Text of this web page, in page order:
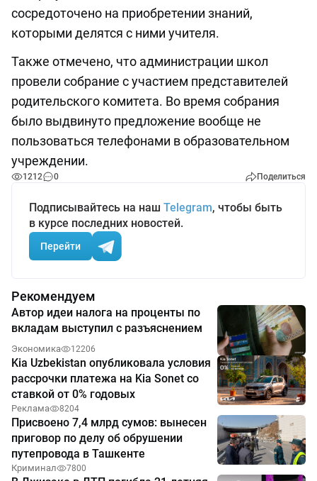
сосредоточено на приобретении знаний,
которыми делятся с ними учителя.
Также отмечено, что администрации школ
провели собрание с участием представителей
родительского комитета. Во время собрания
было выдвинуто предложение вообще не
пользоваться телефонами в образовательном
учреждении.
1212 0 Поделиться
Подписывайтесь на наш Telegram, чтобы быть
в курсе последних новостей.
Перейти
Рекомендуем
Автор идеи налога на проценты по
вкладам выступил с разъяснением
Экономика 12206
Kia Uzbekistan опубликовала условия
рассрочки платежа на Kia Sonet со
ставкой от 0% годовых
Реклама 8204
Присвоено 7,4 млрд сумов: вынесен
приговор по делу об обрушении
путепровода в Ташкенте
Криминал 7800